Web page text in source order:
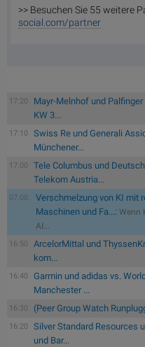
>> Besuchen Sie 55 weitere
social.com/partner
17:20
Mayr-Melnhof und
KW 3...
17:10
Swiss Re und Generali
Münchener...
17:00
Tele Columbus und
Telekom Austria...
07.08.
Verschmelzung von KI mit
Maschinen und Fa...: Wenn
AI...
16:50
ArcelorMittal und
kom...
16:40
Garmin und adidas vs.
Manchester ...
16:30 (Peer Group Watch
16:20
Silver Standard Resources
und Bar...